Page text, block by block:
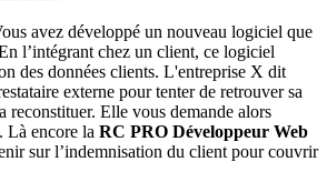
avez développé un nouveau logiciel que
l’intégrant chez un client, ce logiciel
des données clients. L'entreprise X dit
externe pour tenter de retrouver sa
reconstituer. Elle vous demande alors
Là encore la RC PRO Développeur Web
sur l’indemnisation du client pour couvrir